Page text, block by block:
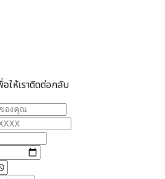
ให้เราติดต่อกลับ